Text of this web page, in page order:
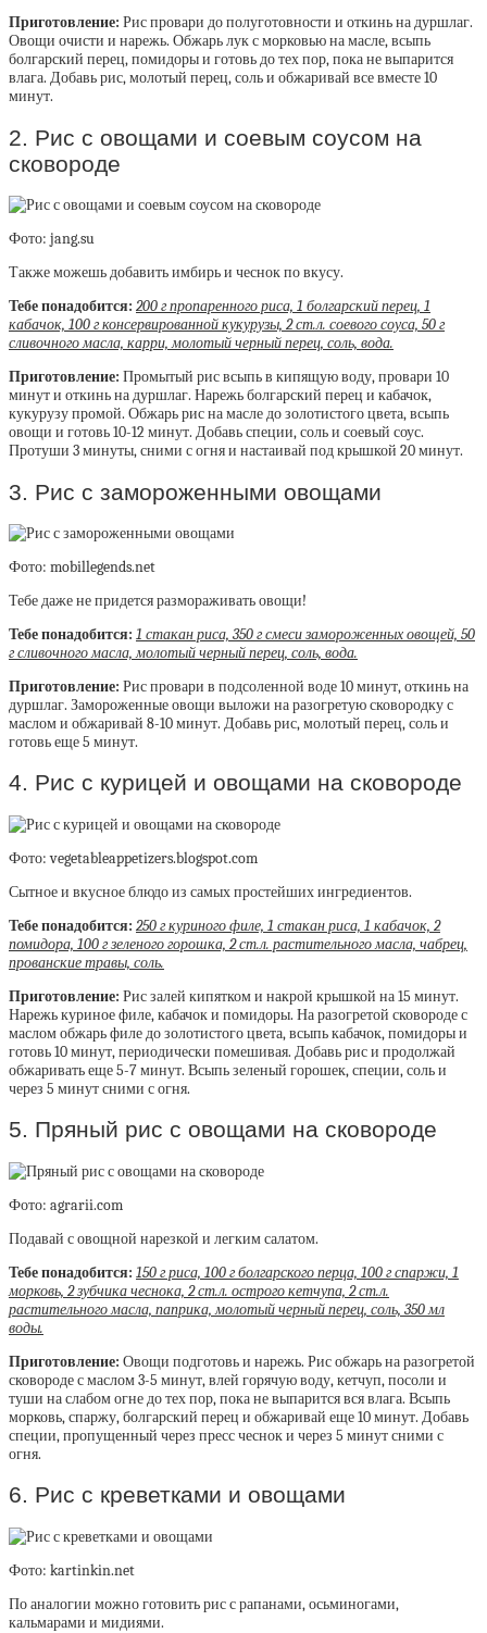
Приготовление: Рис провари до полуготовности и откинь на дуршлаг.
Овощи очисти и нарежь. Обжарь лук с морковью на масле, всыпь
болгарский перец, помидоры и готовь до тех пор, пока не выпарится
влага. Добавь рис, молотый перец, соль и обжаривай все вместе 10
минут.
2. Рис с овощами и соевым соусом на
сковороде
Фото: jang.su
Также можешь добавить имбирь и чеснок по вкусу.
Тебе понадобится: 200 г пропаренного риса, 1 болгарский перец, 1
кабачок, 100 г консервированной кукурузы, 2 ст.л. соевого соуса, 50 г
сливочного масла, карри, молотый черный перец, соль, вода.
Приготовление: Промытый рис всыпь в кипящую воду, провари 10
минут и откинь на дуршлаг. Нарежь болгарский перец и кабачок,
кукурузу промой. Обжарь рис на масле до золотистого цвета, всыпь
овощи и готовь 10-12 минут. Добавь специи, соль и соевый соус.
Протуши 3 минуты, сними с огня и настаивай под крышкой 20 минут.
3. Рис с замороженными овощами
Фото: mobillegends.net
Тебе даже не придется размораживать овощи!
Тебе понадобится: 1 стакан риса, 350 г смеси замороженных овощей, 50
г сливочного масла, молотый черный перец, соль, вода.
Приготовление: Рис провари в подсоленной воде 10 минут, откинь на
дуршлаг. Замороженные овощи выложи на разогретую сковородку с
маслом и обжаривай 8-10 минут. Добавь рис, молотый перец, соль и
готовь еще 5 минут.
4. Рис с курицей и овощами на сковороде
Фото: vegetableappetizers.blogspot.com
Сытное и вкусное блюдо из самых простейших ингредиентов.
Тебе понадобится: 250 г куриного филе, 1 стакан риса, 1 кабачок, 2
помидора, 100 г зеленого горошка, 2 ст.л. растительного масла, чабрец,
прованские травы, соль.
Приготовление: Рис залей кипятком и накрой крышкой на 15 минут.
Нарежь куриное филе, кабачок и помидоры. На разогретой сковороде с
маслом обжарь филе до золотистого цвета, всыпь кабачок, помидоры и
готовь 10 минут, периодически помешивая. Добавь рис и продолжай
обжаривать еще 5-7 минут. Всыпь зеленый горошек, специи, соль и
через 5 минут сними с огня.
5. Пряный рис с овощами на сковороде
Фото: agrarii.com
Подавай с овощной нарезкой и легким салатом.
Тебе понадобится: 150 г риса, 100 г болгарского перца, 100 г спаржи, 1
морковь, 2 зубчика чеснока, 2 ст.л. острого кетчупа, 2 ст.л.
растительного масла, паприка, молотый черный перец, соль, 350 мл
воды.
Приготовление: Овощи подготовь и нарежь. Рис обжарь на разогретой
сковороде с маслом 3-5 минут, влей горячую воду, кетчуп, посоли и
туши на слабом огне до тех пор, пока не выпарится вся влага. Всыпь
морковь, спаржу, болгарский перец и обжаривай еще 10 минут. Добавь
специи, пропущенный через пресс чеснок и через 5 минут сними с
огня.
6. Рис с креветками и овощами
Фото: kartinkin.net
По аналогии можно готовить рис с рапанами, осьминогами,
кальмарами и мидиями.